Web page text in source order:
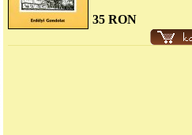
35 RON